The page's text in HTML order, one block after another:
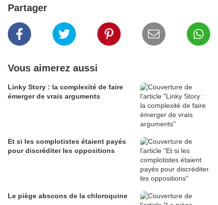
Partager
Vous aimerez aussi
Linky Story : la complexité de faire
émerger de vrais arguments
Et si les complotistes étaient payés
pour discréditer les oppositions
Le piège abscons de la chloroquine